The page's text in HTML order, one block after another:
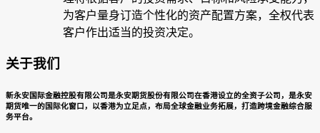
为客户量身订造个性化的资产配置方案，全权代表
客户作出适当的投资决定。
关于我们
新永安国际金融控股有限公司是永安期货股份有限公司在香港设立的全资子公司，是永安
期货唯一的国际化窗口，以香港为立足点，布局全球金融业务拓展，打造跨境金融综合服
务平台。